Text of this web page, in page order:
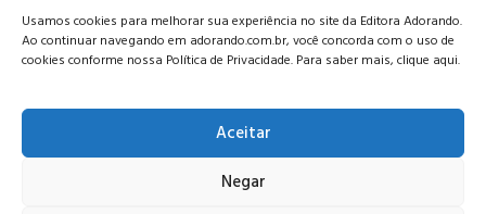
Usamos cookies para melhorar sua experiência no site da Editora Adorando.
Ao continuar navegando em adorando.com.br, você concorda com o uso de
cookies conforme nossa Política de Privacidade. Para saber mais, clique aqui.
Aceitar
Negar
Alameda Oscar Niemeyer, 1033 – 7º Andar - Portaria 04, Vila da
Serra - Nova Lima/MG, CEP: 34006-065 - MG
CONTATO:editora@adorando.com.br